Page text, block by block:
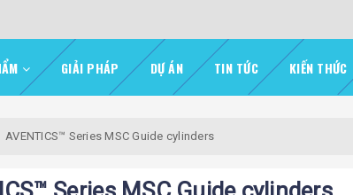
GIẢI PHÁP DỰ ÁN TIN TỨC KIẾN THỨC
AVENTICS™ Series MSC Guide cylinders